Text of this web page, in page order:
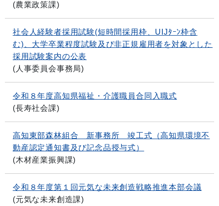
(農業政策課)
社会人経験者採用試験(短時間採用枠、UIJﾀｰﾝ枠含
む)、大学卒業程度試験及び非正規雇用者を対象とした
採用試験案内の公表
( 人事委員会事務局)
令和８年度高知県福祉・介護職員合同入職式
(長寿社会課)
高知東部森林組合 新事務所 竣工式（高知県環境不
動産認定通知書及び記念品授与式）
(木材産業振興課)
令和８年度第１回元気な未来創造戦略推進本部会議
(元気な未来創造課)